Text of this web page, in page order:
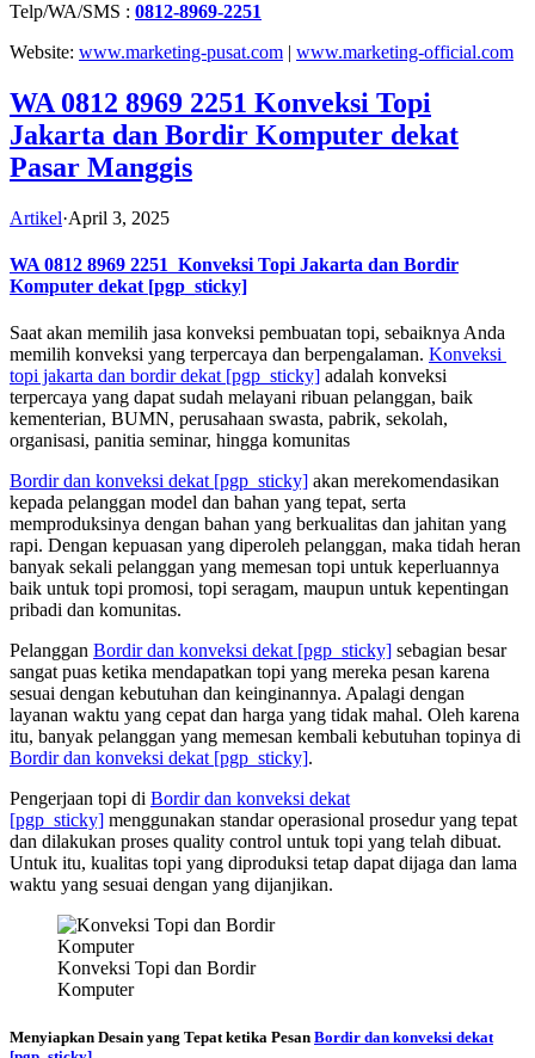
Telp/WA/SMS : 0812-8969-2251
Website: www.marketing-pusat.com | www.marketing-official.com
WA 0812 8969 2251 Konveksi Topi
Jakarta dan Bordir Komputer dekat
Pasar Manggis
Artikel·April 3, 2025
WA 0812 8969 2251 Konveksi Topi Jakarta dan Bordir
Komputer dekat [pgp_sticky]
Saat akan memilih jasa konveksi pembuatan topi, sebaiknya Anda
memilih konveksi yang terpercaya dan berpengalaman. Konveksi
topi jakarta dan bordir dekat [pgp_sticky] adalah konveksi
terpercaya yang dapat sudah melayani ribuan pelanggan, baik
kementerian, BUMN, perusahaan swasta, pabrik, sekolah,
organisasi, panitia seminar, hingga komunitas
Bordir dan konveksi dekat [pgp_sticky] akan merekomendasikan
kepada pelanggan model dan bahan yang tepat, serta
memproduksinya dengan bahan yang berkualitas dan jahitan yang
rapi. Dengan kepuasan yang diperoleh pelanggan, maka tidah heran
banyak sekali pelanggan yang memesan topi untuk keperluannya
baik untuk topi promosi, topi seragam, maupun untuk kepentingan
pribadi dan komunitas.
Pelanggan Bordir dan konveksi dekat [pgp_sticky] sebagian besar
sangat puas ketika mendapatkan topi yang mereka pesan karena
sesuai dengan kebutuhan dan keinginannya. Apalagi dengan
layanan waktu yang cepat dan harga yang tidak mahal. Oleh karena
itu, banyak pelanggan yang memesan kembali kebutuhan topinya di
Bordir dan konveksi dekat [pgp_sticky].
Pengerjaan topi di Bordir dan konveksi dekat
[pgp_sticky] menggunakan standar operasional prosedur yang tepat
dan dilakukan proses quality control untuk topi yang telah dibuat.
Untuk itu, kualitas topi yang diproduksi tetap dapat dijaga dan lama
waktu yang sesuai dengan yang dijanjikan.
Konveksi Topi dan Bordir
Komputer
Menyiapkan Desain yang Tepat ketika Pesan Bordir dan konveksi dekat